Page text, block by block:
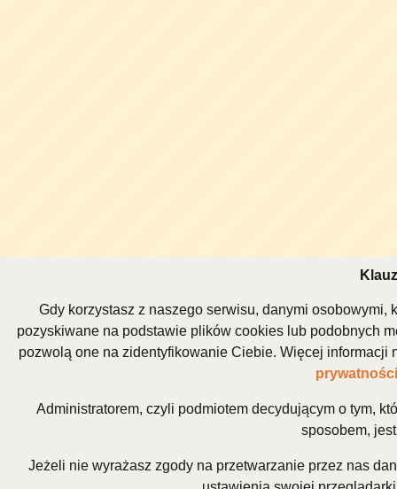
Gdy korzystasz z naszego serwisu, danymi osobowymi,
pozyskiwane na podstawie plików cookies lub podobnych
pozwolą one na zidentyfikowanie Ciebie. Więcej
prywatności
Administratorem, czyli podmiotem decydującym o tym,
sposobem,
Jeżeli nie wyrażasz zgody na przetwarzanie przez nas